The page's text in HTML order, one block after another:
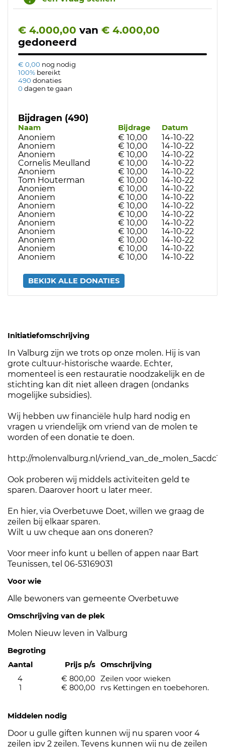
€ 4.000,00 van € 4.000,00
gedoneerd
€ 0,00 nog nodig
100% bereikt
490donaties
0dagen te gaan
Bijdragen (490)
Naam Bijdrage Datum
Anoniem € 10,00
14-10-22
Anoniem
€ 10,00
14-10-22
Anoniem
€ 10,00
14-10-22
Cornelis Meulland
€ 10,00
14-10-22
Anoniem
€ 10,00
14-10-22
Tom Houterman
€ 10,00
14-10-22
Anoniem
€ 10,00
14-10-22
Anoniem
€ 10,00
14-10-22
Anoniem
€ 10,00
14-10-22
Anoniem
€ 10,00
14-10-22
Anoniem
€ 10,00
14-10-22
Anoniem
€ 10,00
14-10-22
Anoniem
€ 10,00
14-10-22
Anoniem
€ 10,00
14-10-22
Anoniem
€ 10,00 14-10-22
BEKIJK ALLE DONATIES
Initiatiefomschrijving
In Valburg zijn we trots op onze molen. Hij is van
grote cultuur-historische waarde. Echter,
momenteel is een restauratie noodzakelijk en de
stichting kan dit niet alleen dragen (ondanks
mogelijke subsidies).
Wij hebben uw financiële hulp hard nodig en
vragen u vriendelijk om vriend van de molen te
worden of een donatie te doen.
http://molenvalburg.nl/
Ook proberen wij middels activiteiten geld te
sparen. Daarover hoort u later meer.
En hier, via Overbetuwe Doet, willen we graag de
zeilen bij elkaar sparen.
Wilt u uw cheque aan ons doneren?
Voor meer info kunt u bellen of appen naar Bart
Teunissen, tel 06-53169031
Voor wie
Alle bewoners van gemeente Overbetuwe
Omschrijving van de plek
Molen Nieuw leven in Valburg
Begroting
Aantal
Prijs p/s Omschrijving
4
€ 800,00
Zeilen voor wieken
1
€ 800,00 rvs Kettingen en toebehoren.
Middelen nodig
Door u gulle giften kunnen wij nu sparen voor 4
zeilen ipv 2 zeilen. Tevens kunnen wij nu de zeilen